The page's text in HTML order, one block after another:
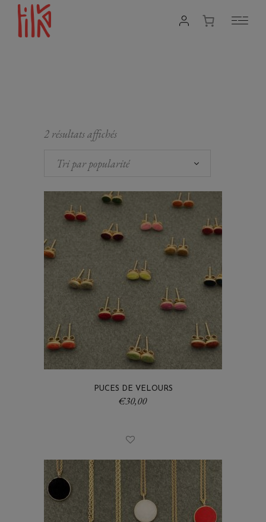
2 résultats affichés
Tri par popularité
PUCES DE VELOURS
€30,00